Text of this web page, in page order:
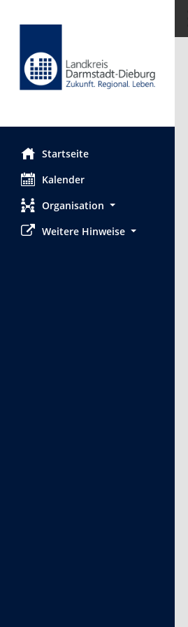
Startseite
Kalender
Organisation
Weitere Hinweise